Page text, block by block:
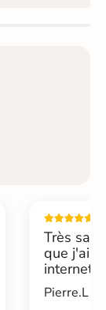
Très
que j'ai
internet....
Pierre.L -